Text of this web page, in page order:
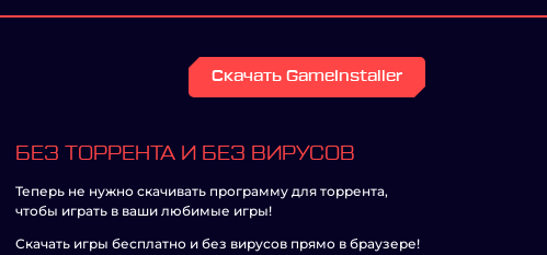
Скачать GameInstaller
БЕЗ ТОРРЕНТА И БЕЗ ВИРУСОВ
Теперь не нужно скачивать программу для торрента,
чтобы играть в ваши любимые игры!
Скачать игры бесплатно и без вирусов прямо в браузере!